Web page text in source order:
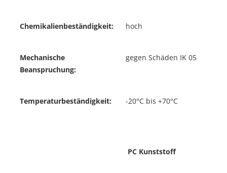
Chemikalienbeständigkeit: hoch
Mechanische
Beanspruchung:
gegen Schäden IK 05
Temperaturbeständigkeit: -20°C bis +70°C
PC Kunststoff